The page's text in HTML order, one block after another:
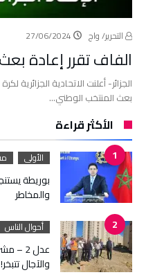
التحرير/ واج
27/06/2024
الفاف تقرر إعادة
الجزائر- أعلنت الاتحادية
بعث المنتخب الوطني…
الأكثر قراءة
الأولى
بوريطة
والمخاطر
أحوال الناس
والآجال تتبخر!